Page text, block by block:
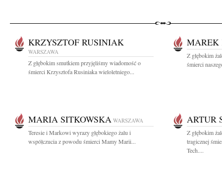
KRZYSZTOF RUSINIAK
WARSZAWA
Z głębokim smutkiem przyjęliśmy wiadomość o
śmierci Krzysztofa Rusiniaka wieloletniego...
MAREK
Z głębokim
śmierci
MARIA SITKOWSKA WARSZAWA
Teresie i Markowi wyrazy głębokiego żalu i
współczucia z powodu śmierci Mamy Marii...
ARTUR
Z głębokim
tragicznej
Tech....